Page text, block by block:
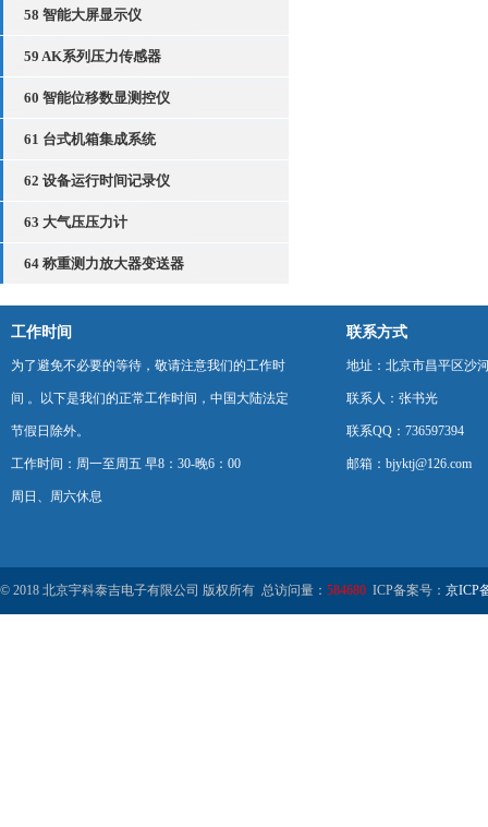
58 智能大屏显示仪
59 AK系列压力传感器
60 智能位移数显测控仪
61 台式机箱集成系统
62 设备运行时间记录仪
63 大气压压力计
64 称重测力放大器变送器
工作时间
为了避免不必要的等待，敬请注意我们的工作时
间 。以下是我们的正常工作时间，中国大陆法定
节假日除外。
工作时间：周一至周五 早8：30-晚6：00
周日、周六休息
联系方式
地址：北京市昌平区沙
联系人：张书光
联系QQ：736597394
邮箱：bjyktj@126.com
© 2018 北京宇科泰吉电子有限公司 版权所有 总访问量： 584680 ICP备案号： 京ICP